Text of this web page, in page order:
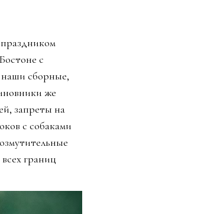
с
наши сборные,
же
запреты на
с собаками
границ